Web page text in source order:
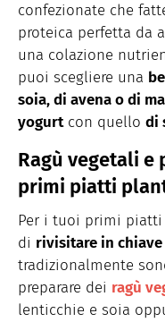
confezionate che
proteica perfetta da
una colazione
puoi scegliere una
soia, di avena o di
yogurtcon quello di
Ragù vegetali e
primi piatti
Per i tuoi primi
di rivisitare in
tradizionalmente
preparare dei ragù
lenticchie e soia